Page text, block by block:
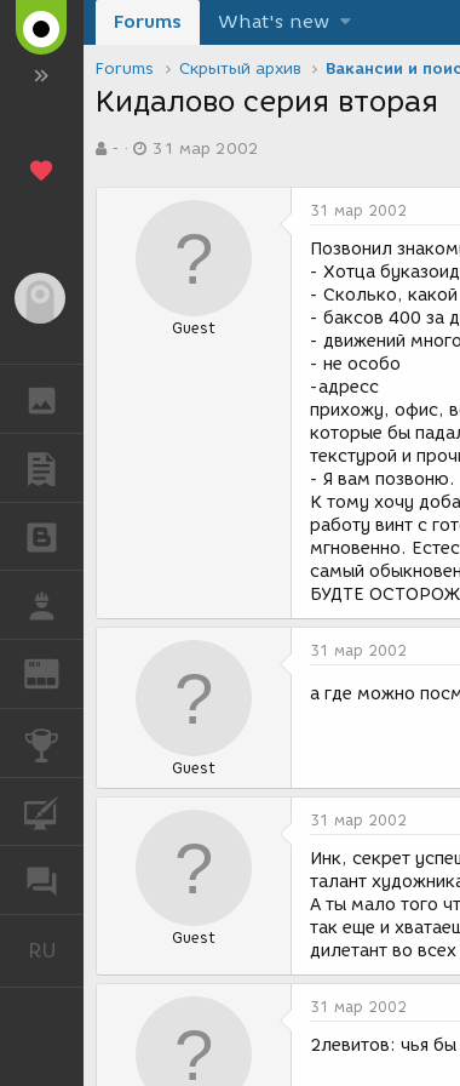
REN
RU
Forums What's new
Forums Скрытый архив Вакансии и
Кидалово серия вторая
в-
а
31 мар 2002
Guest
31 мар 2002
Позвонил
- Хотца
- Сколько, какой
- баксов 400 за
- движений много
- не особо
-адресс
прихожу, офис,
которые бы
текстурой и
- Я вам позвоню.
К тому хочу
работу винт с
мгновенно.
самый
БУДТЕ
Guest
31 мар 2002
а где можно
Guest
31 мар 2002
Инк, секрет
талант
А ты мало того
так еще и
дилетант во
31 мар 2002
2левитов: чья